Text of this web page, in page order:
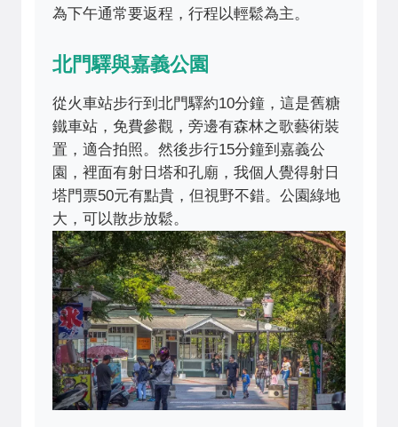
為下午通常要返程，行程以輕鬆為主。
北門驛與嘉義公園
從火車站步行到北門驛約10分鐘，這是舊糖
鐵車站，免費參觀，旁邊有森林之歌藝術裝
置，適合拍照。然後步行15分鐘到嘉義公
園，裡面有射日塔和孔廟，我個人覺得射日
塔門票50元有點貴，但視野不錯。公園綠地
大，可以散步放鬆。